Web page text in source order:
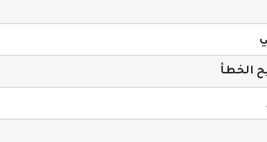
الخطأ